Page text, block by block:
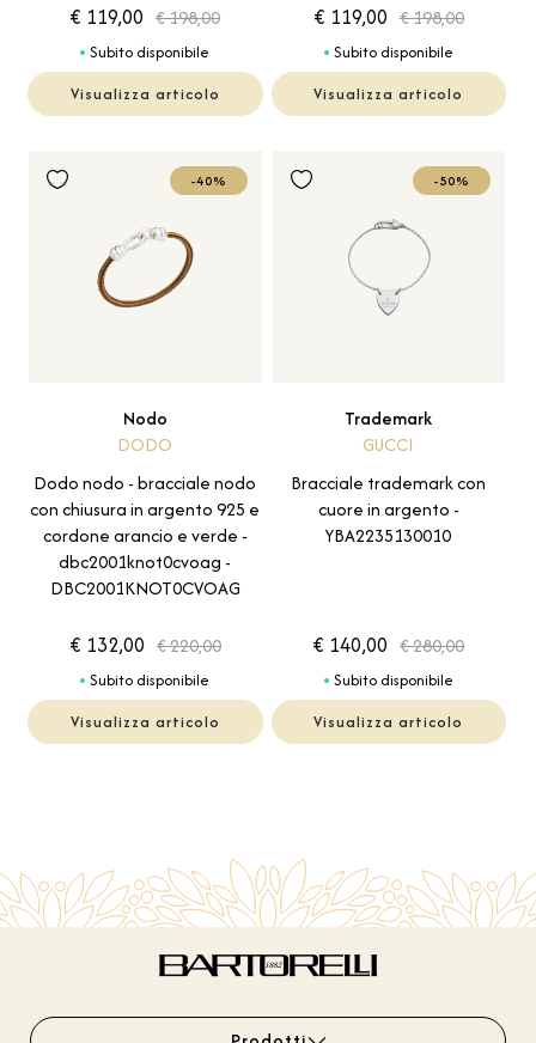
€ 119,00 € 198,00
Subito disponibile
Visualizza articolo
€ 119,00 € 198,00
Subito disponibile
Visualizza articolo
-40%
Nodo
DODO
Dodo nodo - bracciale nodo
con chiusura in argento 925 e
cordone arancio e verde -
dbc2001knot0cvoag -
DBC2001KNOT0CVOAG
€ 132,00 € 220,00
Subito disponibile
Visualizza articolo
-50%
Trademark
GUCCI
Bracciale trademark con
cuore in argento -
YBA2235130010
€ 140,00 € 280,00
Subito disponibile
Visualizza articolo